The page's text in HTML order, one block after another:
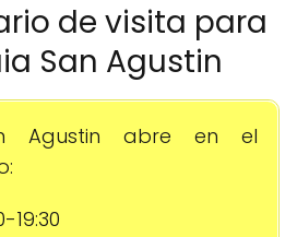
de visita para
San Agustin
Agustin abre en el
19:30